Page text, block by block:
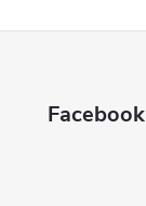
Facebook